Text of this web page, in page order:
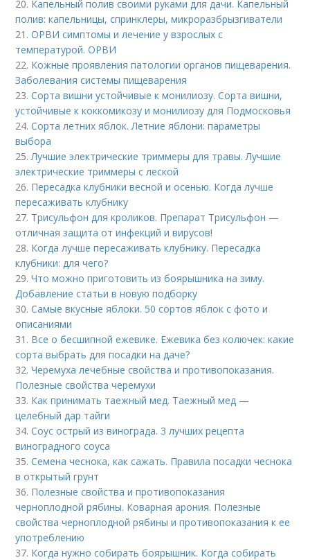
20. Капельный полив своими руками для дачи. Капельный
полив: капельницы, спринклеры, микроразбрызгиватели
21.ОРВИ симптомы и лечение у взрослых с
температурой. ОРВИ
22. Кожные проявления патологии органов пищеварения.
Заболевания системы пищеварения
23.Сорта вишни устойчивые к монилиозу. Сорта вишни,
устойчивые к коккомикозу и монилиозу для Подмосковья
24.Сорта летних яблок. Летние яблони: параметры
выбора
25.Лучшие электрические триммеры для травы. Лучшие
электрические триммеры с леской
26. Пересадка клубники весной и осенью. Когда лучше
пересаживать клубнику
27. Трисульфон для кроликов. Препарат Трисульфон —
отличная защита от инфекций и вирусов!
28. Когда лучше пересаживать клубнику. Пересадка
клубники: для чего?
29.Что можно приготовить из боярышника на зиму.
Добавление статьи в новую подборку
30.Самые вкусные яблоки. 50 сортов яблок с фото и
описаниями
31. Все о бесшипной ежевике. Ежевика без колючек: какие
сорта выбрать для посадки на даче?
32.Черемуха лечебные свойства и противопоказания.
Полезные свойства черемухи
33. Как принимать таежный мед. Таежный мед —
целебный дар тайги
34.Соус острый из винограда. 3 лучших рецепта
виноградного соуса
35.Семена чеснока, как сажать. Правила посадки чеснока
в открытый грунт
36. Полезные свойства и противопоказания
черноплодной рябины. Коварная арония. Полезные
свойства черноплодной рябины и противопоказания к ее
употреблению
37. Когда нужно собирать боярышник. Когда собирать